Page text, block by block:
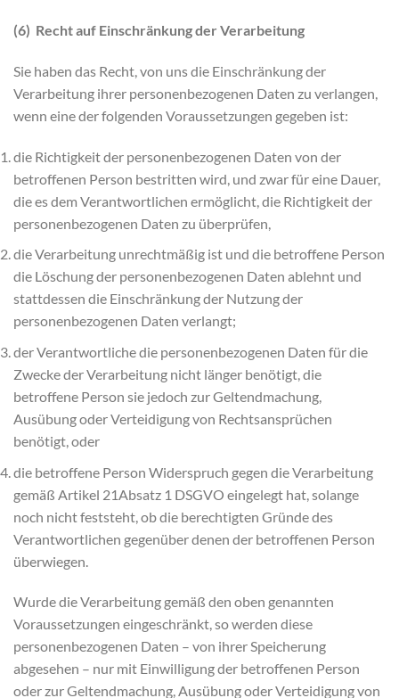
(6) Recht auf Einschränkung der Verarbeitung
Sie haben das Recht, von uns die Einschränkung der
Verarbeitung ihrer personenbezogenen Daten zu verlangen,
wenn eine der folgenden Voraussetzungen gegeben ist:
die Richtigkeit der personenbezogenen Daten von der
betroffenen Person bestritten wird, und zwar für eine Dauer,
die es dem Verantwortlichen ermöglicht, die Richtigkeit der
personenbezogenen Daten zu überprüfen,
die Verarbeitung unrechtmäßig ist und die betroffene Person
die Löschung der personenbezogenen Daten ablehnt und
stattdessen die Einschränkung der Nutzung der
personenbezogenen Daten verlangt;
der Verantwortliche die personenbezogenen Daten für die
Zwecke der Verarbeitung nicht länger benötigt, die
betroffene Person sie jedoch zur Geltendmachung,
Ausübung oder Verteidigung von Rechtsansprüchen
benötigt, oder
die betroffene Person Widerspruch gegen die Verarbeitung
gemäß Artikel 21Absatz 1 DSGVO eingelegt hat, solange
noch nicht feststeht, ob die berechtigten Gründe des
Verantwortlichen gegenüber denen der betroffenen Person
überwiegen.
Wurde die Verarbeitung gemäß den oben genannten
Voraussetzungen eingeschränkt, so werden diese
personenbezogenen Daten – von ihrer Speicherung
abgesehen – nur mit Einwilligung der betroffenen Person
oder zur Geltendmachung, Ausübung oder Verteidigung von